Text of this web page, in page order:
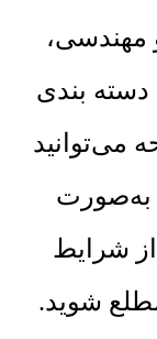
دسته بندی
می‌توانید
به‌صورت
از شرایط
شوید.